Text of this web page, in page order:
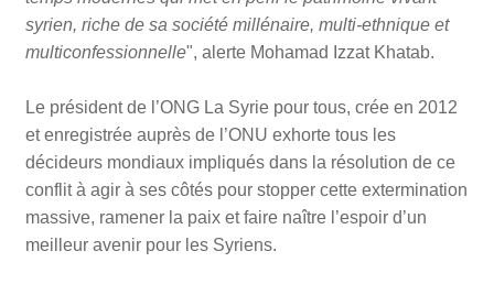
syrien, riche de sa société millénaire, multi-ethnique et
multiconfessionnelle", alerte Mohamad Izzat Khatab.
Le président de l’ONG La Syrie pour tous, crée en 2012
et enregistrée auprès de l’ONU exhorte tous les
décideurs mondiaux impliqués dans la résolution de ce
conflit à agir à ses côtés pour stopper cette extermination
massive, ramener la paix et faire naître l’espoir d’un
meilleur avenir pour les Syriens.